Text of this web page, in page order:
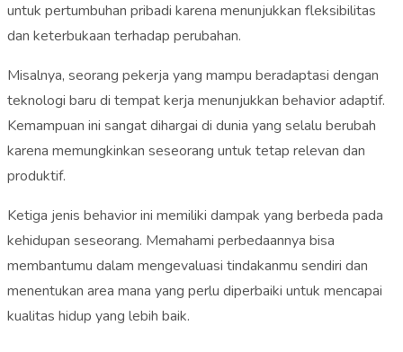
untuk pertumbuhan pribadi karena menunjukkan fleksibilitas
dan keterbukaan terhadap perubahan.
Misalnya, seorang pekerja yang mampu beradaptasi dengan
teknologi baru di tempat kerja menunjukkan behavior adaptif.
Kemampuan ini sangat dihargai di dunia yang selalu berubah
karena memungkinkan seseorang untuk tetap relevan dan
produktif.
Ketiga jenis behavior ini memiliki dampak yang berbeda pada
kehidupan seseorang. Memahami perbedaannya bisa
membantumu dalam mengevaluasi tindakanmu sendiri dan
menentukan area mana yang perlu diperbaiki untuk mencapai
kualitas hidup yang lebih baik.